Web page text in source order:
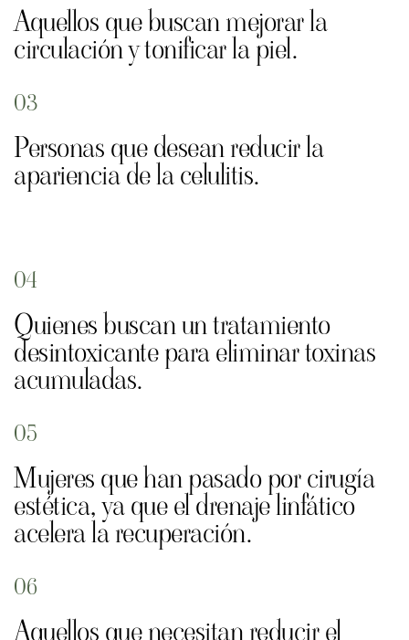
Aquellos que buscan mejorar la
circulación y tonificar la piel.
03
Personas que desean reducir la
apariencia de la celulitis.
04
Quienes buscan un tratamiento
desintoxicante para eliminar toxinas
acumuladas.
05
Mujeres que han pasado por cirugía
estética, ya que el drenaje linfático
acelera la recuperación.
06
Aquellos que necesitan reducir el